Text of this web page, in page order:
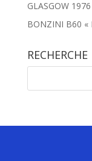
GLASGOW 1976
BONZINI B60 «
RECHERCHE